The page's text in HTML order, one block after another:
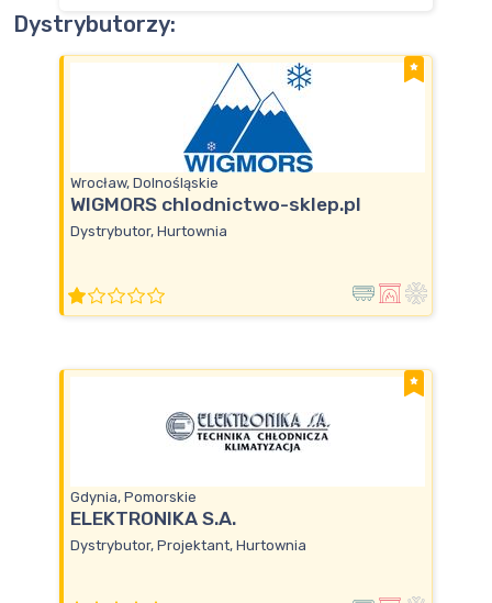
Dystrybutorzy:
Wrocław, Dolnośląskie
WIGMORS chlodnictwo-sklep.pl
Dystrybutor, Hurtownia
Gdynia, Pomorskie
ELEKTRONIKA S.A.
Dystrybutor, Projektant, Hurtownia